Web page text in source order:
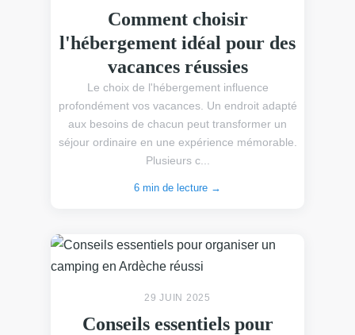
Comment choisir
l'hébergement idéal pour des
vacances réussies
Le choix de l'hébergement influence
profondément vos vacances. Un endroit adapté
aux besoins de chacun peut transformer un
séjour ordinaire en une expérience mémorable.
Plusieurs c...
6 min de lecture →
29 JUIN 2025
Conseils essentiels pour